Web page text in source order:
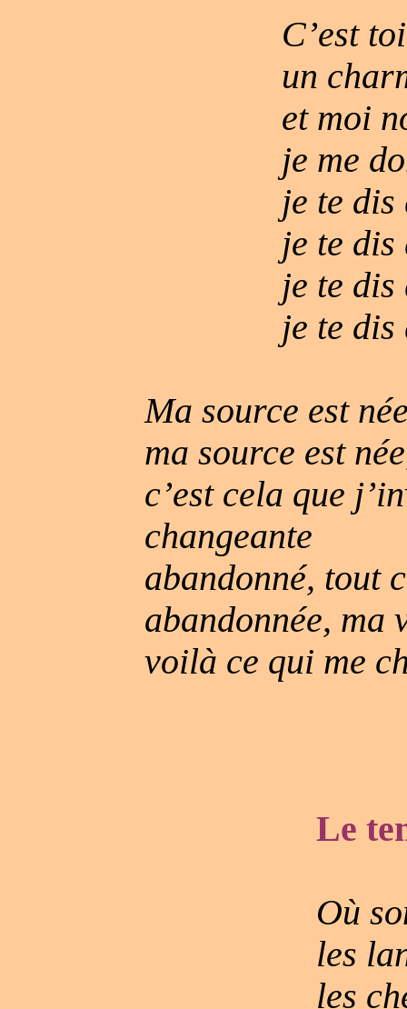
C’est
un
et moi
je me
je te dis
je te dis
je te dis
je te dis
Ma source est
ma source est
c’est cela que
changeante
abandonné, tout
abandonnée, ma
voilà ce qui me
Le
Où
les
les